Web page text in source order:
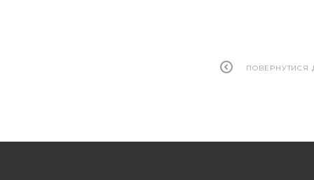
ПОВЕРНУТИСЯ